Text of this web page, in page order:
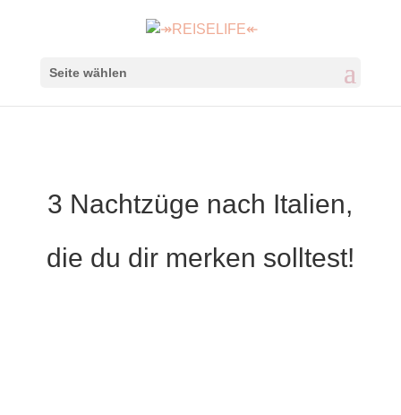
Seite wählen
3 Nachtzüge nach Italien,
die du dir merken solltest!